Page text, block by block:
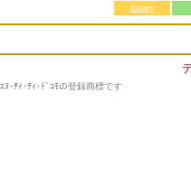
disney
･ﾃｨ･ﾃｨ･ﾄﾞｺﾓの登録商標です